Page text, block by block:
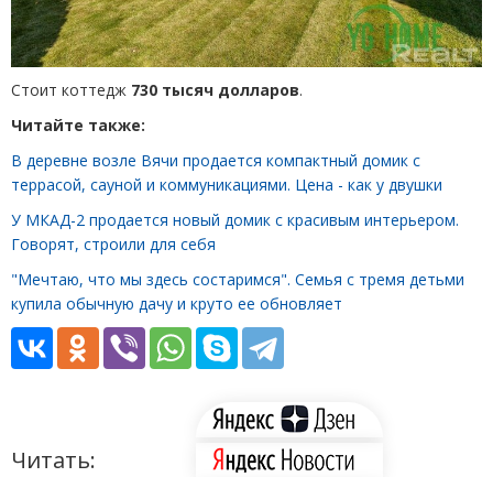
Стоит коттедж 730 тысяч долларов.
Читайте также:
В деревне возле Вячи продается компактный домик с
террасой, сауной и коммуникациями. Цена - как у двушки
У МКАД-2 продается новый домик с красивым интерьером.
Говорят, строили для себя
"Мечтаю, что мы здесь состаримся". Семья с тремя детьми
купила обычную дачу и круто ее обновляет
Читать: